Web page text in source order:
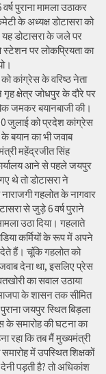
पुराना मामला उठाकर
के अध्यक्ष डोटासरा को
यह डोटासरा के जले पर
पर लोकप्रियता का
कांग्रेस के वरिष्ठ नेता
क्षेत्र जोधपुर के दौरे पर
जमकर बयानबाजी की।
जुलाई को प्रदेश कांग्रेस
बयान का भी जवाब
महेंद्रजीत सिंह
आने से पहले जयपुर
थे तो डोटासरा ने
गहलोत के नागवार
से जुड़े 6 वर्ष पुराने
उठा दिया। गहलाते
कर्मियों के रूप में अपने
हैं। चूंकि गहलोत को
देना था, इसलिए प्रेस
का सवाल उठाया
के शासन तक सीमित
जयपुर स्थित बिड़ला
के समारोह की घटना का
रहा कि तब मैं मुख्यमंत्री
में उपस्थित शिक्षकों
पड़ती है? तो अधिकांश